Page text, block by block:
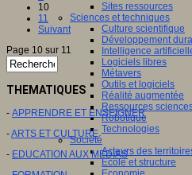
Sites ressources
Sciences et techniques
Culture scientifique
Développement
Intelligence
Logiciels libres
Métavers
Outils et logiciels
Réalité augmentée
Ressources
Robotique
Technologies
Société
Acteurs des
Ecole et structure
10
11
Suivant
Page 10 sur 11
THEMATIQUES
- APPRENDRE ET ENSEIGNER
-ARTS ET CULTURE
- EDUCATION AUX MEDIAS